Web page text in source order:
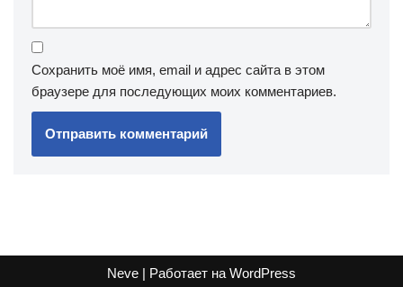
Сохранить моё имя, email и адрес сайта в этом
браузере для последующих моих комментариев.
Neve | Работает на WordPress